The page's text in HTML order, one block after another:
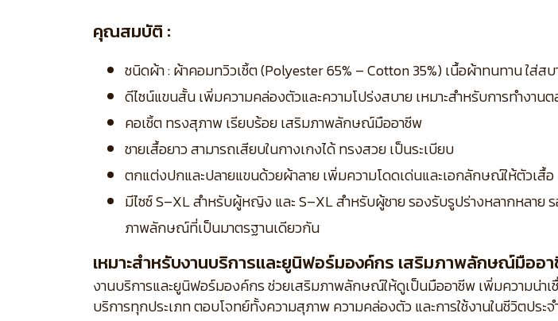
คุณสมบัติ :
ชนิดผ้า : ผ้าคอมทวิวเชิ้ต (Polyester 65% – Cotton 35%) เนื้อผ้าทนทาน ใส่ส
ดีไซน์แขนสั้น เพิ่มความคล่องตัวและความโปร่งสบาย เหมาะสำหรับการทำงาน
คอเชิ้ต ทรงสุภาพ เรียบร้อย เสริมภาพลักษณ์มืออาชีพ
ชายเสื้อยาว สามารถเสียบในกางเกงได้ ทรงสวย เป็นระเบียบ
ตกแต่งปกและปลายแขนด้วยผ้าลาย เพิ่มความโดดเด่นและเอกลักษณ์ให้ตัวเสื้อ
มีไซซ์ S–XL สำหรับผู้หญิง และ S–XL สำหรับผู้ชาย รองรับรูปร่างหลากหลาย
ภาพลักษณ์ที่เป็นมาตรฐานเดียวกัน
เหมาะสำหรับงานบริการและยูนิฟอร์มองค์กร เสริมภาพลักษณ์มืออ
งานบริการและยูนิฟอร์มองค์กร ช่วยเสริมภาพลักษณ์ให้ดูเป็นมืออาชีพ เพิ่มความน่าเ
บริการทุกประเภท ตอบโจทย์ทั้งความสุภาพ ความคล่องตัว และการใช้งานในชีวิตประ